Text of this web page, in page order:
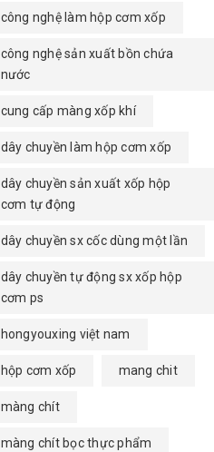
công nghệ làm hộp cơm xốp
công nghệ sản xuất bồn chứa
nước
cung cấp màng xốp khí
dây chuyền làm hộp cơm xốp
dây chuyền sản xuất xốp hộp
cơm tự động
dây chuyền sx cốc dùng một lần
dây chuyền tự động sx xốp hộp
cơm ps
hongyouxing việt nam
hộp cơm xốp mang chit
màng chít
màng chít bọc thực phẩm